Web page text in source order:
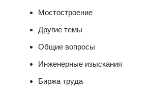
Мостостроение
Другие темы
Общие вопросы
Инженерные изыскания
Биржа труда